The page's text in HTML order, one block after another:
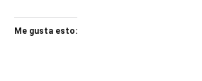
Me gusta esto: